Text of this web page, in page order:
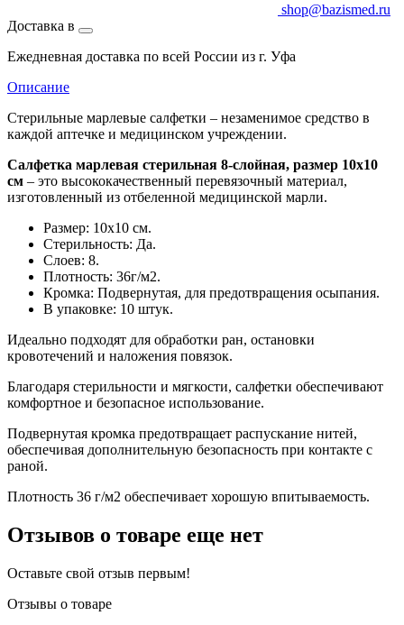
shop@bazismed.ru
Доставка в
Ежедневная доставка по всей России из г. Уфа
Описание
Стерильные марлевые салфетки – незаменимое средство в
каждой аптечке и медицинском учреждении.
Салфетка марлевая стерильная 8-слойная, размер 10x10
см – это высококачественный перевязочный материал,
изготовленный из отбеленной медицинской марли.
Размер: 10x10 см.
Стерильность: Да.
Слоев: 8.
Плотность: 36г/м2.
Кромка: Подвернутая, для предотвращения осыпания.
В упаковке: 10 штук.
Идеально подходят для обработки ран, остановки
кровотечений и наложения повязок.
Благодаря стерильности и мягкости, салфетки обеспечивают
комфортное и безопасное использование.
Подвернутая кромка предотвращает распускание нитей,
обеспечивая дополнительную безопасность при контакте с
раной.
Плотность 36 г/м2 обеспечивает хорошую впитываемость.
Отзывов о товаре еще нет
Оставьте свой отзыв первым!
Отзывы о товаре